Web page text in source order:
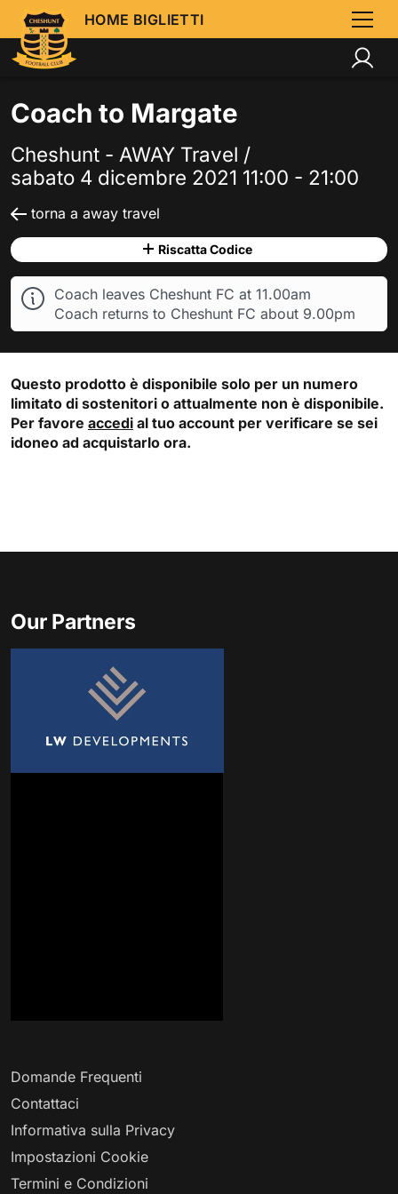
HOME BIGLIETTI
Coach to Margate
Cheshunt - AWAY Travel /
sabato 4 dicembre 2021 11:00 - 21:00
torna a away travel
Riscatta Codice
Coach leaves Cheshunt FC at 11.00am
Coach returns to Cheshunt FC about 9.00pm
Questo prodotto è disponibile solo per un numero
limitato di sostenitori o attualmente non è disponibile.
Per favore accedi al tuo account per verificare se sei
idoneo ad acquistarlo ora.
Domande Frequenti
Contattaci
Informativa sulla Privacy
Impostazioni Cookie
Termini e Condizioni
Our Partners